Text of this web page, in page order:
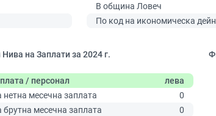
В община Ловеч
По код на икономическа
на Заплати за 2024 г.
/ персонал
лева
нетна месечна заплата
0
брутна месечна заплата
0